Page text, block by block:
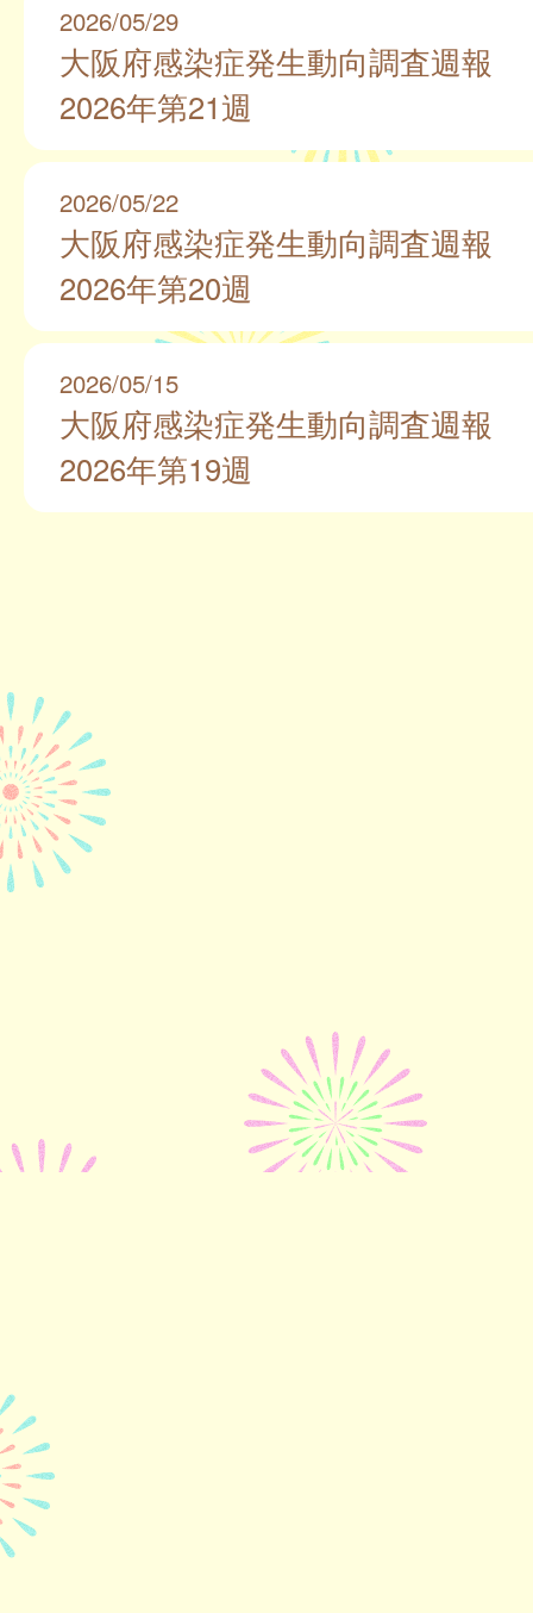
2026/05/29
大阪府感染症発生動向調査週報
2026年第21週
2026/05/22
大阪府感染症発生動向調査週報
2026年第20週
2026/05/15
大阪府感染症発生動向調査週報
2026年第19週